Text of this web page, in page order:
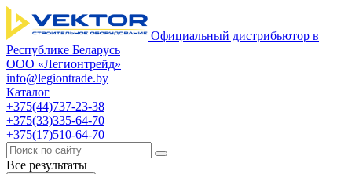
Официальный дистрибьютор в
Республике Беларусь
ООО «Легионтрейд»
info@legiontrade.by
Каталог
+375(44)737-23-38
+375(33)335-64-70
+375(17)510-64-70
Все результаты